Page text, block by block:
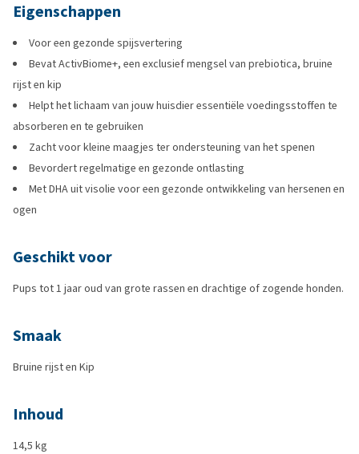
Eigenschappen
Voor een gezonde spijsvertering
Bevat ActivBiome+, een exclusief mengsel van prebiotica, bruine
rijst en kip
Helpt het lichaam van jouw huisdier essentiële voedingsstoffen te
absorberen en te gebruiken
Zacht voor kleine maagjes ter ondersteuning van het spenen
Bevordert regelmatige en gezonde ontlasting
Met DHA uit visolie voor een gezonde ontwikkeling van hersenen en
ogen
Geschikt voor
Pups tot 1 jaar oud van grote rassen en drachtige of zogende honden.
Smaak
Bruine rijst en Kip
Inhoud
14,5 kg